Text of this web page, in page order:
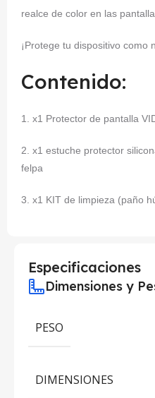
realce de color en las
¡Protege tu dispositivo como
Contenido:
1. x1 Protector de pantalla
2. x1 estuche protector
felpa
3. x1 KIT de limpieza (paño
Especificaciones
Dimensiones y
PESO
DIMENSIONES